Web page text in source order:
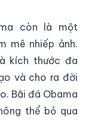
còn là một
mê nhiếp ảnh.
kích thước đa
và cho ra đời
Bãi đá Obama
thể bỏ qua